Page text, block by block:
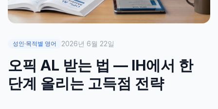
성인·목적별 영어 2026년 6월 22일
오픽 AL 받는 법 — IH에서 한
단계 올리는 고득점 전략